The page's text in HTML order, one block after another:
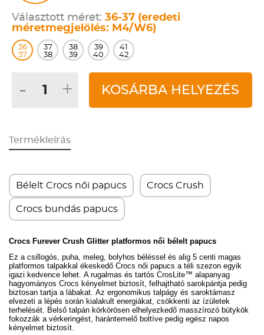
Választott méret: 36-37 (eredeti
méretmegjelölés: M4/W6)
36
37
37
38
38
39
39
40
41
42
- + KOSÁRBA HELYEZÉS
Termékleírás
Bélelt Crocs női papucs Crocs Crush
Crocs bundás papucs
Crocs Furever Crush Glitter platformos női bélelt papucs
Ez a csillogós, puha, meleg, bolyhos béléssel és alig 5 centi magas
platformos talpakkal ékeskedő Crocs női papucs atéli szezon egyik
igazi kedvence lehet. A rugalmas és tartós CrosLite™ alapanyag
hagyományos Crocs kényelmet biztosít, felhajtható sarokpántja pedig
biztosan tartja a lábakat. Az ergonomikus talpágy és saroktámasz
elvezeti a lépés során kialakult energiákat, csökkenti az ízületek
terhelését. Belső talpán körkörösen elhelyezkedő masszírozó bütykök
fokozzák a vérkeringést, harántemelő boltíve pedig egész napos
kényelmet biztosít.